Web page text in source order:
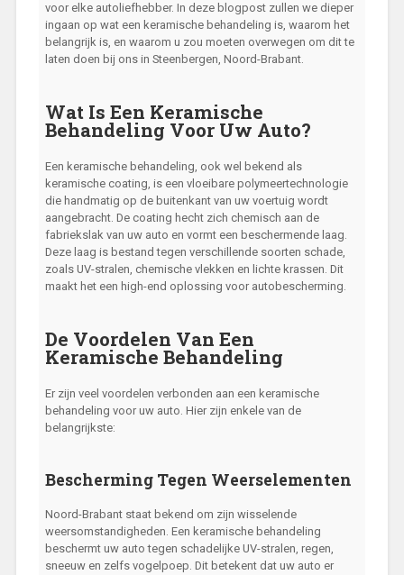
voor elke autoliefhebber. In deze blogpost zullen we dieper
ingaan op wat een keramische behandeling is, waarom het
belangrijk is, en waarom u zou moeten overwegen om dit te
laten doen bij ons in Steenbergen, Noord-Brabant.
Wat Is Een Keramische
Behandeling Voor Uw Auto?
Een keramische behandeling, ook wel bekend als
keramische coating, is een vloeibare polymeertechnologie
die handmatig op de buitenkant van uw voertuig wordt
aangebracht. De coating hecht zich chemisch aan de
fabriekslak van uw auto en vormt een beschermende laag.
Deze laag is bestand tegen verschillende soorten schade,
zoals UV-stralen, chemische vlekken en lichte krassen. Dit
maakt het een high-end oplossing voor autobescherming.
De Voordelen Van Een
Keramische Behandeling
Er zijn veel voordelen verbonden aan een keramische
behandeling voor uw auto. Hier zijn enkele van de
belangrijkste:
Bescherming Tegen Weerselementen
Noord-Brabant staat bekend om zijn wisselende
weersomstandigheden. Een keramische behandeling
beschermt uw auto tegen schadelijke UV-stralen, regen,
sneeuw en zelfs vogelpoep. Dit betekent dat uw auto er